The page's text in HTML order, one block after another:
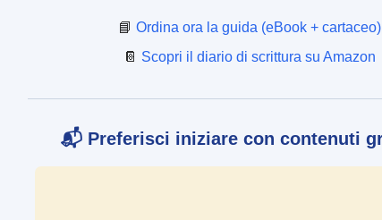
📘 Ordina ora la guida (eBook + cartaceo)
📔 Scopri il diario di scrittura su Amazon
📬 Preferisci iniziare con contenuti